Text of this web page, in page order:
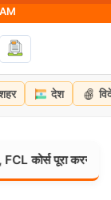
देश
करने वाली पहली